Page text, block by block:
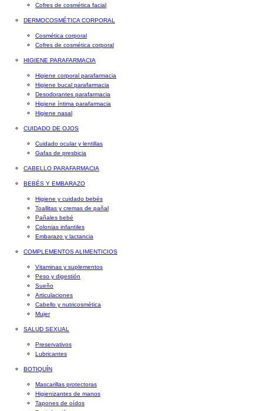
Cofres de cosmética facial
DERMOCOSMÉTICA CORPORAL
Cosmética corporal
Cofres de cosmética corporal
HIGIENE PARAFARMACIA
Higiene corporal parafarmacia
Higiene bucal parafarmacia
Desodorantes parafarmacia
Higiene íntima parafarmacia
Higiene nasal
CUIDADO DE OJOS
Cuidado ocular y lentillas
Gafas de presbicia
CABELLO PARAFARMACIA
BEBÉS Y EMBARAZO
Higiene y cuidado bebés
Toallitas y cremas de pañal
Pañales bebé
Colonias infantiles
Embarazo y lactancia
COMPLEMENTOS ALIMENTICIOS
Vitaminas y suplementos
Peso y digestión
Sueño
Articulaciones
Cabello y nutricosmética
Mujer
SALUD SEXUAL
Preservativos
Lubricantes
BOTIQUÍN
Mascarillas protectoras
Higienizantes de manos
Tapones de oídos